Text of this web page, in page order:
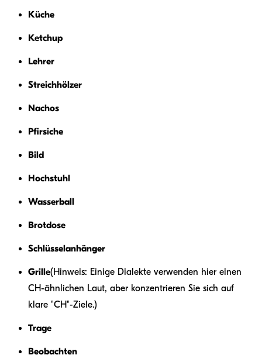
Küche
Ketchup
Lehrer
Streichhölzer
Nachos
Pfirsiche
Bild
Hochstuhl
Wasserball
Brotdose
Schlüsselanhänger
Grille(Hinweis: Einige Dialekte verwenden hier einen
CH-ähnlichen Laut, aber konzentrieren Sie sich auf
klare "CH"-Ziele.)
Trage
Beobachten